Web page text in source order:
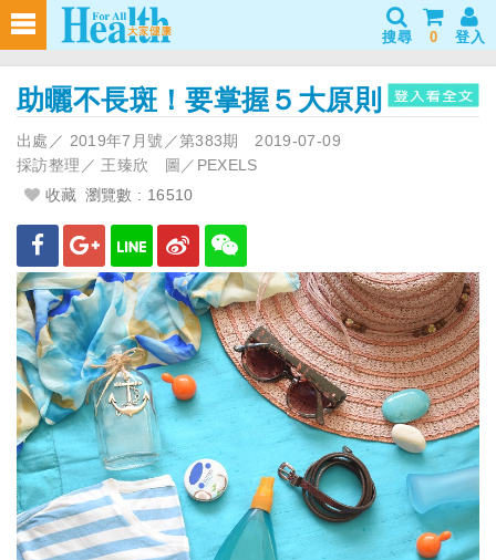
搜尋 0 登入
助曬不長斑！要掌握５大原則
出處／ 2019年7月號／第383期 2019-07-09
採訪整理／ 王臻欣 圖／PEXELS
收藏 瀏覽數 : 16510